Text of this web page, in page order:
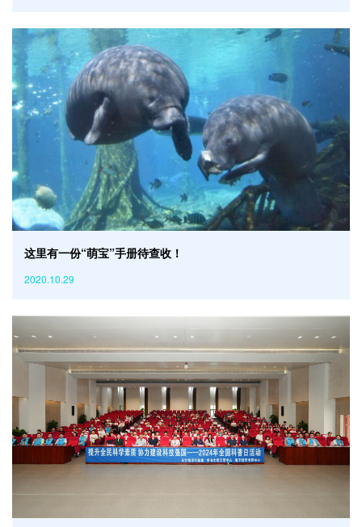
这里有一份“萌宝”手册待查收！
2020.10.29